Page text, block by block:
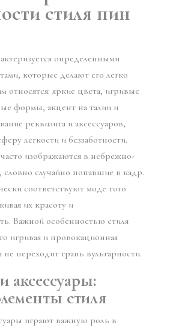
стиля пин
определенными
которые делают его легко
относятся: яркие цвета, игривые
формы, акцент на талии и
реквизита и аксессуаров,
легкости и беззаботности.
изображаются в небрежно-
словно случайно попавшие в кадр.
соответствуют моде того
их красоту и
Важной особенностью стиля
игривая и провокационная
переходит грань вульгарности.
аксессуары:
стиля
играют важную роль в